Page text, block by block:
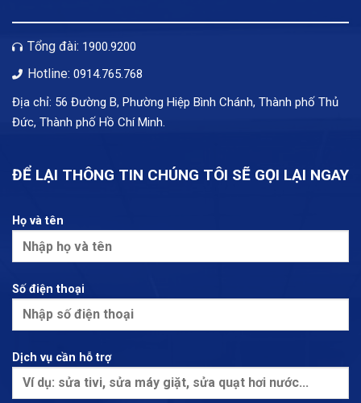
Tổng đài: 1900.9200
Hotline: 0914.765.768
Địa chỉ: 56 Đường B, Phường Hiệp Bình Chánh, Thành phố Thủ
Đức, Thành phố Hồ Chí Minh.
ĐỂ LẠI THÔNG TIN CHÚNG TÔI SẼ GỌI LẠI NGAY
Họ và tên
Số điện thoại
Dịch vụ cần hỗ trợ